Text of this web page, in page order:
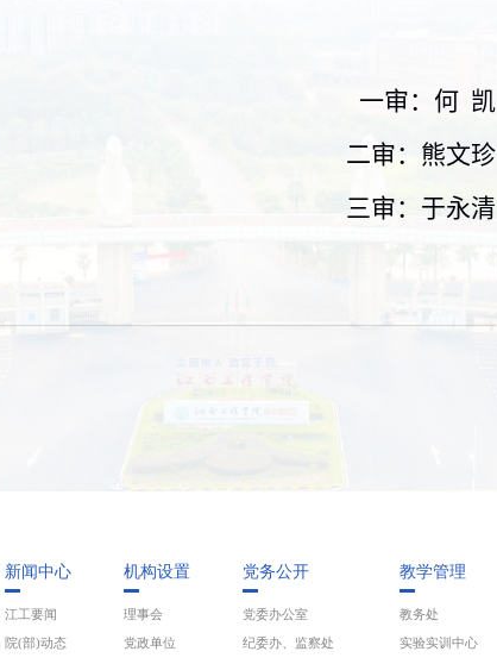
一审：何 凯
二审：熊文珍
三审：于永清
新闻中心
江工要闻
院(部)动态
机构设置
理事会
党政单位
党务公开
党委办公室
纪委办、监察处
教学管理
教务处
实验实训中心